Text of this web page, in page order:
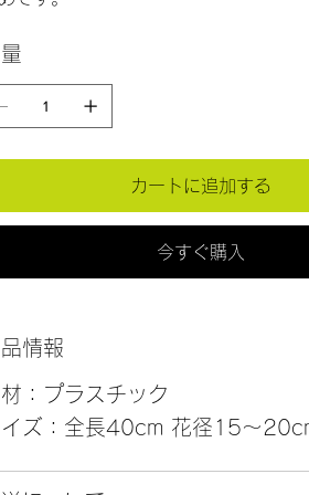
カートに追加する
今すぐ購入
情報
：プラスチック
ズ：全長40cm 花径15～